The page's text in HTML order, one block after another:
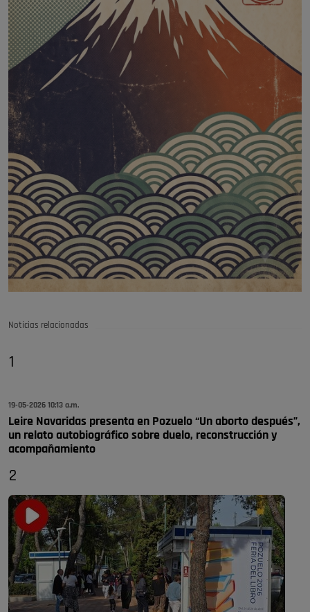
Noticias relacionadas
1
19-05-2026 10:13 a.m.
Leire Navaridas presenta en Pozuelo “Un aborto después”,
un relato autobiográfico sobre duelo, reconstrucción y
acompañamiento
2